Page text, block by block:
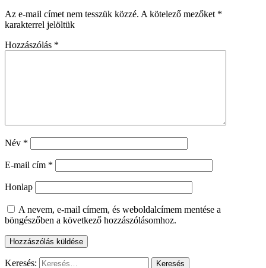
Az e-mail címet nem tesszük közzé. A kötelező mezőket *
karakterrel jelöltük
Hozzászólás *
Név *
E-mail cím *
Honlap
A nevem, e-mail címem, és weboldalcímem mentése a
böngészőben a következő hozzászólásomhoz.
Keresés: